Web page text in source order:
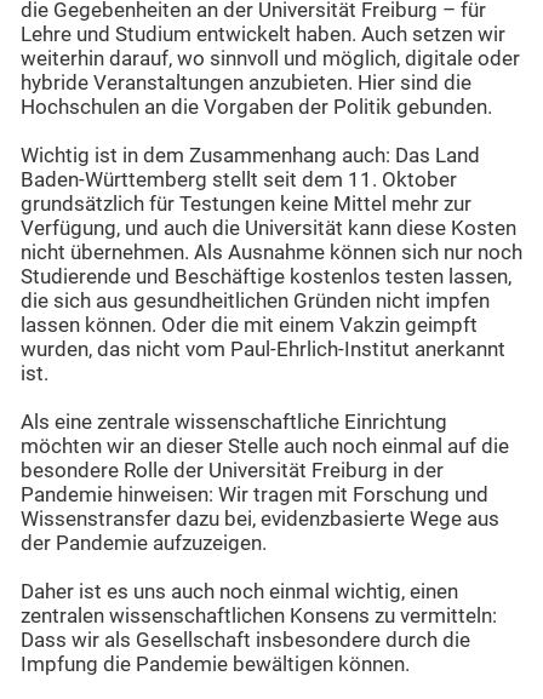
die Gegebenheiten an der Universität Freiburg – für
Lehre und Studium entwickelt haben. Auch setzen wir
weiterhin darauf, wo sinnvoll und möglich, digitale oder
hybride Veranstaltungen anzubieten. Hier sind die
Hochschulen an die Vorgaben der Politik gebunden.
Wichtig ist in dem Zusammenhang auch: Das Land
Baden-Württemberg stellt seit dem 11. Oktober
grundsätzlich für Testungen keine Mittel mehr zur
Verfügung, und auch die Universität kann diese Kosten
nicht übernehmen. Als Ausnahme können sich nur noch
Studierende und Beschäftige kostenlos testen lassen,
die sich aus gesundheitlichen Gründen nicht impfen
lassen können. Oder die mit einem Vakzin geimpft
wurden, das nicht vom Paul-Ehrlich-Institut anerkannt
ist.
Als eine zentrale wissenschaftliche Einrichtung
möchten wir an dieser Stelle auch noch einmal auf die
besondere Rolle der Universität Freiburg in der
Pandemie hinweisen: Wir tragen mit Forschung und
Wissenstransfer dazu bei, evidenzbasierte Wege aus
der Pandemie aufzuzeigen.
Daher ist es uns auch noch einmal wichtig, einen
zentralen wissenschaftlichen Konsens zu vermitteln:
Dass wir als Gesellschaft insbesondere durch die
Impfung die Pandemie bewältigen können.